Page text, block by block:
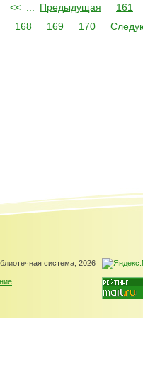
<< Предыдущая
161
168
169 170
система, 2026